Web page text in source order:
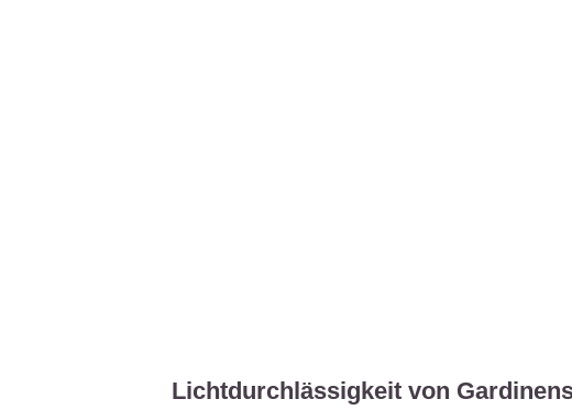
Lichtdurchlässigkeit von